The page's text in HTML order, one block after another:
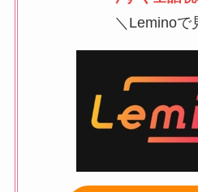
＼Leminoで